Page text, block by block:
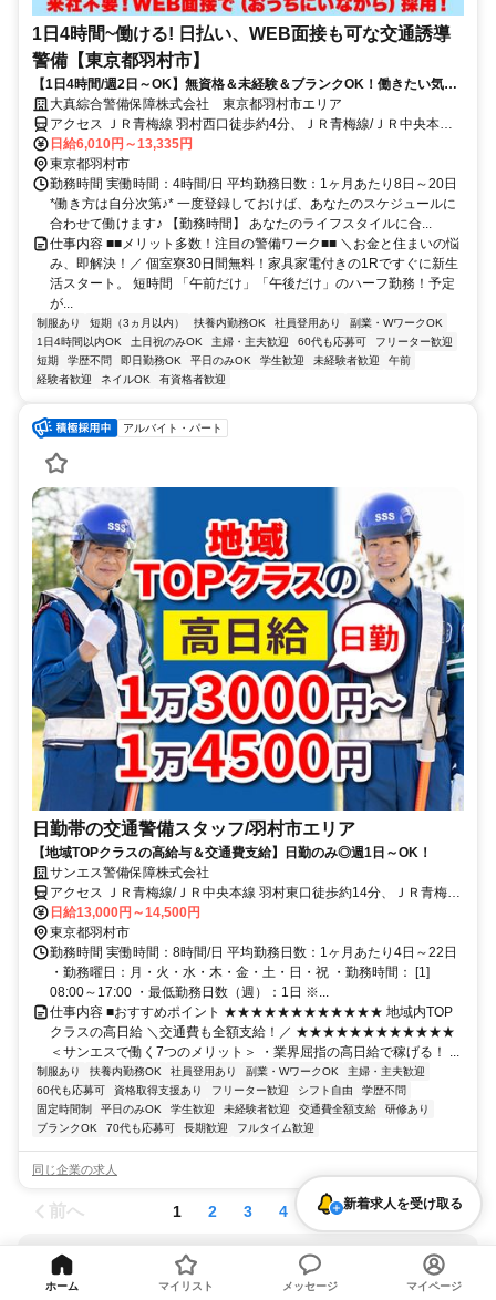
1日4時間~働ける! 日払い、WEB面接も可な交通誘導
警備【東京都羽村市】
【1日4時間/週2日～OK】無資格＆未経験＆ブランクOK！働きたい気持
ちを応援します★
大真綜合警備保障株式会社 東京都羽村市エリア
アクセス ＪＲ青梅線 羽村西口徒歩約4分、ＪＲ青梅線/ＪＲ中央本線
小作西口徒歩約31分、ＪＲ青梅線/ＪＲ中央本線 福生西口徒歩約30分
東京都羽村市エリア(小作駅、羽村駅)
日給6,010円～13,335円
東京都羽村市
勤務時間 実働時間：4時間/日 平均勤務日数：1ヶ月あたり8日～20日
*働き方は自分次第♪* 一度登録しておけば、あなたのスケジュールに
合わせて働けます♪ 【勤務時間】 あなたのライフスタイルに合...
仕事内容 ■■メリット多数！注目の警備ワーク■■ ＼お金と住まいの悩
み、即解決！／ 個室寮30日間無料！家具家電付きの1Rですぐに新生
活スタート。 短時間 「午前だけ」「午後だけ」のハーフ勤務！予定
が...
制服あり 短期（3ヵ月以内） 扶養内勤務OK 社員登用あり
副業・WワークOK
1日4時間以内OK
土日祝のみOK 主婦・主夫歓迎 60代も応募可
フリーター歓迎
短期
学歴不問 即日勤務OK 平日のみOK 学生歓迎 未経験者歓迎
午前
経験者歓迎
ネイルOK 有資格者歓迎
アルバイト・パート
日勤帯の交通警備スタッフ/羽村市エリア
【地域TOPクラスの高給与＆交通費支給】日勤のみ◎週1日～OK！
サンエス警備保障株式会社
アクセス ＪＲ青梅線/ＪＲ中央本線 羽村東口徒歩約14分、ＪＲ青梅線/
ＪＲ中央本線 小作西口徒歩約17分、ＪＲ青梅線/ＪＲ中央本線 河辺北
口徒歩約40分 直行直帰OK＊交通費全額支給＊八王子支社（「京王八
王子駅」南口より徒歩3分程度）※支社が複数ある為、自宅の最寄り
などお近くの支社での面接OK！
日給13,000円～14,500円
東京都羽村市
勤務時間 実働時間：8時間/日 平均勤務日数：1ヶ月あたり4日～22日
・勤務曜日：月・火・水・木・金・土・日・祝 ・勤務時間： [1]
08:00～17:00 ・最低勤務日数（週）：1日 ※...
仕事内容 ■おすすめポイント ★★★★★★★★★★★★ 地域内TOP
クラスの高日給 ＼交通費も全額支給！／ ★★★★★★★★★★★★
＜サンエスで働く7つのメリット＞ ・業界屈指の高日給で稼げる！ ...
制服あり 扶養内勤務OK 社員登用あり 副業・WワークOK
主婦・主夫歓迎
60代も応募可
資格取得支援あり フリーター歓迎 シフト自由
学歴不問
固定時間制
平日のみOK 学生歓迎 未経験者歓迎 交通費全額支給
研修あり
ブランクOK
70代も応募可 長期歓迎 フルタイム歓迎
同じ企業の求人
前へ 1 2 3 4 5 次へ
この条件の新着求人を受け取る
新着求人を受け取る
ホーム マイリスト メッセージ マイページ